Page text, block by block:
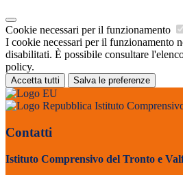
Cookie necessari per il funzionamento
I cookie necessari per il funzionamento
disabilitati. È possibile consultare
policy.
Accetta tutti Salva le preferenze
Istituto
Contatti
Istituto Comprensivo del Tronto e